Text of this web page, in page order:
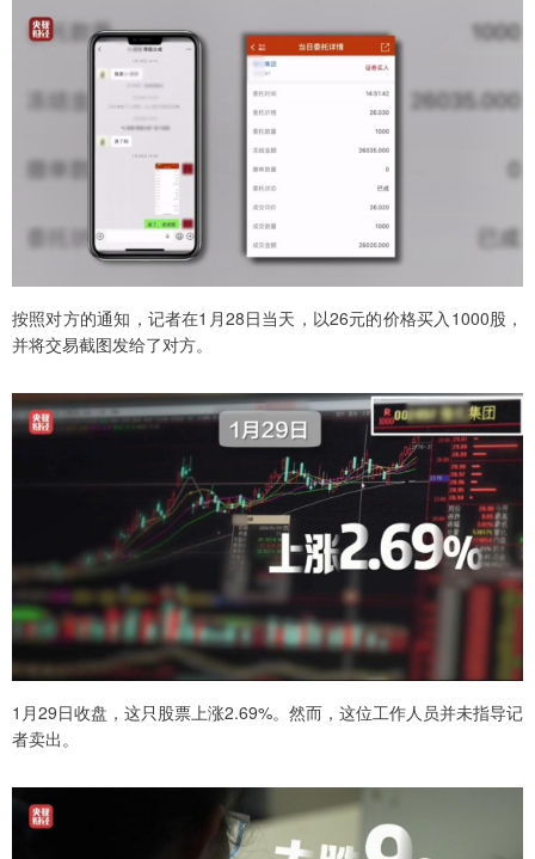
按照对方的通知，记者在1月28日当天，以26元的价格买入1000股，
并将交易截图发给了对方。
1月29日收盘，这只股票上涨2.69%。然而，这位工作人员并未指导记
者卖出。